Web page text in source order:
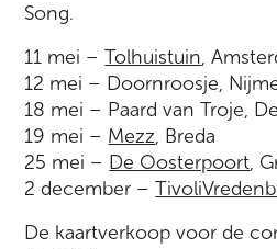
Song.
11 mei –Tolhuistuin,
12 mei – Doornroosje,
18 mei – Paard van Troje,
19 mei – Mezz, Breda
25 mei – De Oosterpoort,
2 december –
De kaartverkoop voor de